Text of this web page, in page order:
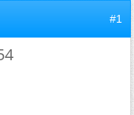
#1